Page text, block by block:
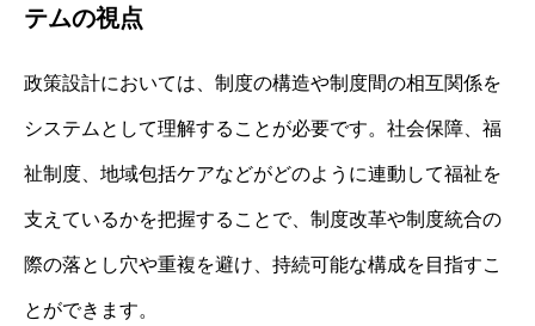
テムの視点
政策設計においては、制度の構造や制度間の相互関係を
システムとして理解することが必要です。社会保障、福
祉制度、地域包括ケアなどがどのように連動して福祉を
支えているかを把握することで、制度改革や制度統合の
際の落とし穴や重複を避け、持続可能な構成を目指すこ
とができます。